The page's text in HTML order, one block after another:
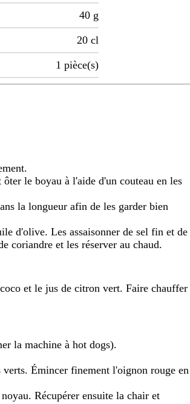
40 g
20 cl
1 pièce(s)
le boyau à l'aide d'un couteau en les
la longueur afin de les garder bien
d'olive. Les assaisonner de sel fin et de
coriandre et les réserver au chaud.
et le jus de citron vert. Faire chauffer
la machine à hot dogs).
Émincer finement l'oignon rouge en
Récupérer ensuite la chair et